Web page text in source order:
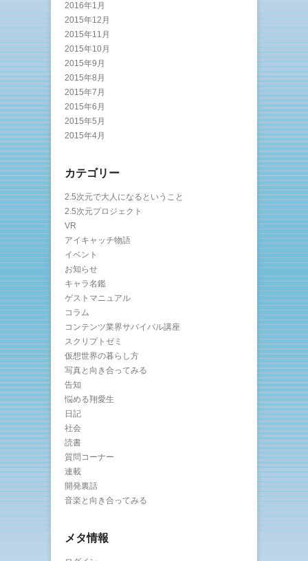
2016年1月
2015年12月
2015年11月
2015年10月
2015年9月
2015年8月
2015年7月
2015年6月
2015年5月
2015年4月
カテゴリー
2.5次元で大人になるということ
2.5次元プロジェクト
VR
アイキャッチ物語
イベント
お知らせ
キャラ名鑑
ゲストマニュアル
コラム
コンテンツ業界サバイバル講座
スクリプトゼミ
仮想世界の暮らし方
写真と向き合ってみる
告知
悩める翔愛生
日記
社会
読書
質問コーナー
連載
開発裏話
音楽と向き合ってみる
メタ情報